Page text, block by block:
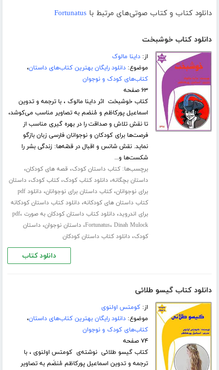
دانلود کتاب و کتاب صوتی‌های مرتبط با Fortunatus
دانلود کتاب خوشبخت
از:داینا مالوک
موضوع:دانلود رایگان بهترین کتاب‌های داستان،
کتاب‌های کودک و نوجوان
۶۳ صفحه
کتاب خوشبخت اثر داینا مالوک ، با ترجمه و تدوین
اسماعیل پورکاظم و مُنضم به تصاویر مناسب می‌کوشد،
تا نقش تلاش و صداقت را در بهره گیری مناسب از
فرصت‌ها برای کودکان و نوجوانان فارسی زبان بازگو
نماید. نقش شانس و اقبال در قصّه‌ها: زندگی بشر را
شکست‌ها و...
برچسب‌ها:کتاب داستان کودک، قصه های کودکان،
داستان بچگانه،دانلود کتاب کودک،کتاب کودک،داستان
برای نوجوانان،کتاب داستان برای نوجوانان،
دانلود pdf
کتاب داستان های کودکانه،دانلود کتاب داستان کودکانه
برای اندروید،دانلود کتاب داستان کودکان به صورت pdf ،
Fortunatus، Dinah Mulock ،داستان نوجوان،داستان
کودک،دانلود کتاب داستان کودکان
دانلود کتاب
دانلود کتاب گیسو طلائی
از:کومتس اولنوی
موضوع:دانلود رایگان بهترین کتاب‌های داستان،
کتاب‌های کودک و نوجوان
۷۴ صفحه
کتاب گیسو طلائی نوشته‌ی کومتس اولنوی ، با
ترجمه و تدوین اسماعیل پورکاظم مُنضَم به تصاویر